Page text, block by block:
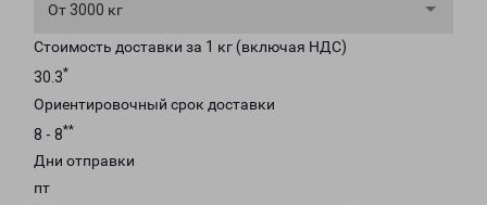
От 3000 кг
Стоимость доставки за 1 кг (включая НДС)
30.3*
Ориентировочный срок доставки
8 - 8**
Дни отправки
пт